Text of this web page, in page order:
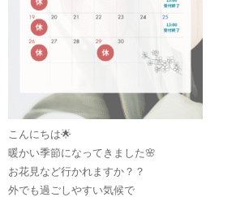
こんにちは🌟
暖かい季節になってきました🌸
お花見など行かれますか？？
外でも過ごしやすい気候で